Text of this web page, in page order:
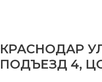
КРАСНОДАР
ПОДЪЕЗД 4,